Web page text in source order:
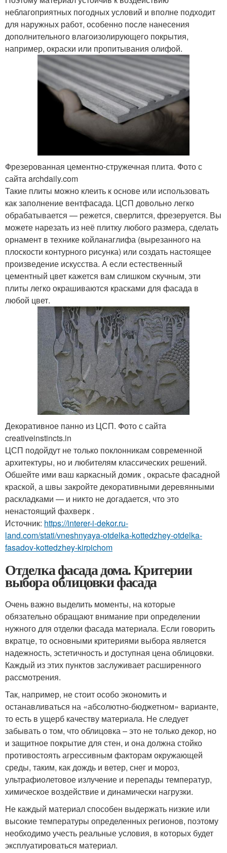
неблагоприятных погодных условий и вполне подходит
для наружных работ, особенно после нанесения
дополнительного влагоизолирующего покрытия,
например, окраски или пропитывания олифой.
Фрезерованная цементно-стружечная плита. Фото с
сайта archdaily.com
Такие плиты можно клеить к основе или использовать
как заполнение вентфасада. ЦСП довольно легко
обрабатывается — режется, сверлится, фрезеруется. Вы
можете нарезать из неё плитку любого размера, сделать
орнамент в технике койланаглифа (вырезанного на
плоскости контурного рисунка) или создать настоящее
произведение искусства. А если естественный
цементный цвет кажется вам слишком скучным, эти
плиты легко окрашиваются красками для фасада в
любой цвет.
Декоративное панно из ЦСП. Фото с сайта
creativeinstincts.in
ЦСП подойдут не только поклонникам современной
архитектуры, но и любителям классических решений.
Обшейте ими ваш каркасный домик , окрасьте фасадной
краской, а швы закройте декоративными деревянными
раскладками — и никто не догадается, что это
ненастоящий фахверк .
Источник: https://interer-i-dekor.ru-
land.com/stati/vneshnyaya-otdelka-kottedzhey-otdelka-
fasadov-kottedzhey-kirpichom
Отделка фасада дома. Критерии
выбора облицовки фасада
Очень важно выделить моменты, на которые
обязательно обращают внимание при определении
нужного для отделки фасада материала. Если говорить
вкратце, то основными критериями выбора является
надежность, эстетичность и доступная цена облицовки.
Каждый из этих пунктов заслуживает расширенного
рассмотрения.
Так, например, не стоит особо экономить и
останавливаться на «абсолютно-бюджетном» варианте,
то есть в ущерб качеству материала. Не следует
забывать о том, что облицовка – это не только декор, но
и защитное покрытие для стен, и она должна стойко
противостоять агрессивным факторам окружающей
среды, таким, как дождь и ветер, снег и мороз,
ультрафиолетовое излучение и перепады температур,
химическое воздействие и динамически нагрузки.
Не каждый материал способен выдержать низкие или
высокие температуры определенных регионов, поэтому
необходимо учесть реальные условия, в которых будет
эксплуатироваться материал.